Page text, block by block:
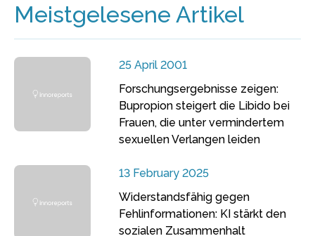
Meistgelesene Artikel
25 April 2001
Forschungsergebnisse zeigen:
Bupropion steigert die Libido bei
Frauen, die unter vermindertem
sexuellen Verlangen leiden
13 February 2025
Widerstandsfähig gegen
Fehlinformationen: KI stärkt den
sozialen Zusammenhalt